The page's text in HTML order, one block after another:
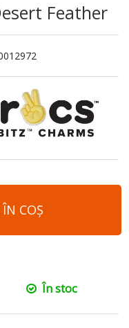
Feather
COȘ
În stoc